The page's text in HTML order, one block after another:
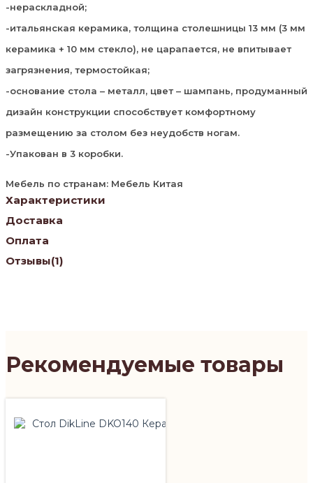
-нераскладной;
-итальянская керамика, толщина столешницы 13 мм (3 мм
керамика + 10 мм стекло), не царапается, не впитывает
загрязнения, термостойкая;
-основание стола – металл, цвет – шампань, продуманный
дизайн конструкции способствует комфортному
размещению за столом без неудобств ногам.
-Упакован в 3 коробки.
Мебель по странам: Мебель Китая
Характеристики
Доставка
Оплата
Отзывы(1)
Рекомендуемые товары